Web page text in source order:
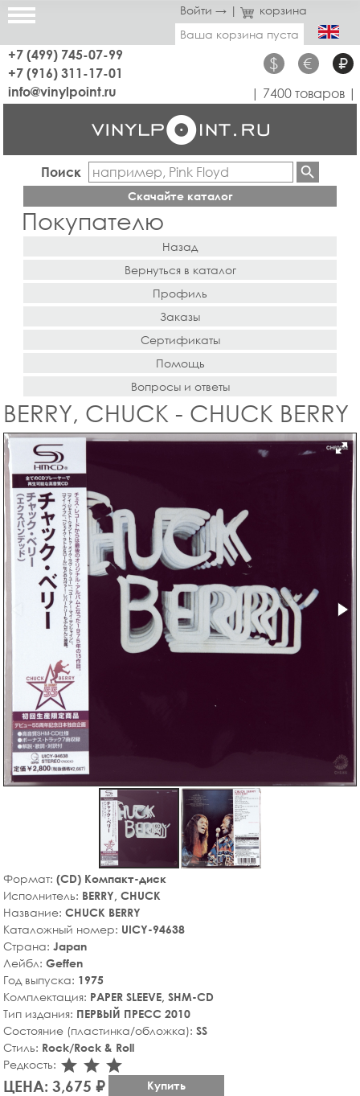
Войти → |
корзина
Ваша корзина пуста
+7 (499) 745-07-99
+7 (916) 311-17-01
$ € ₽
info@vinylpoint.ru | 7400 товаров |
Поиск
Скачайте каталог
Покупателю
Назад
Вернуться в каталог
Профиль
Заказы
Сертификаты
Помощь
Вопросы и ответы
BERRY, CHUCK - CHUCK BERRY
Формат: (CD) Компакт-диск
Исполнитель: BERRY, CHUCK
Название: CHUCK BERRY
Каталожный номер: UICY-94638
Страна: Japan
Лейбл: Geffen
Год выпуска: 1975
Комплектация: PAPER SLEEVE, SHM-CD
Тип издания: ПЕРВЫЙ ПРЕСС 2010
Состояние (пластинка/обложка): SS
Стиль: Rock/Rock & Roll
Редкость: star_rate
star_rate
star_rate
ЦЕНА: 3,675 ₽ Купить